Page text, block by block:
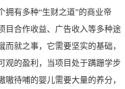
拥有多种“生财之道”的商业帝
目合作收益、广告收入等多种途
就之事，它需要坚实的基础，
观的盈利，当项目处于蹒跚学步
待哺的婴儿需要大量的养分，